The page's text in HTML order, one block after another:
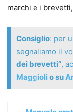
marchi e i
Consiglio: per
segnaliamo il
dei brevetti”,
Maggiolio su